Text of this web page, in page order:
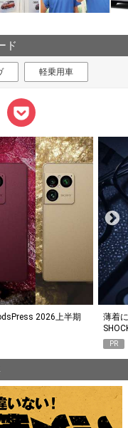
ド
軽乗用車
2026上半期
薄着
PR